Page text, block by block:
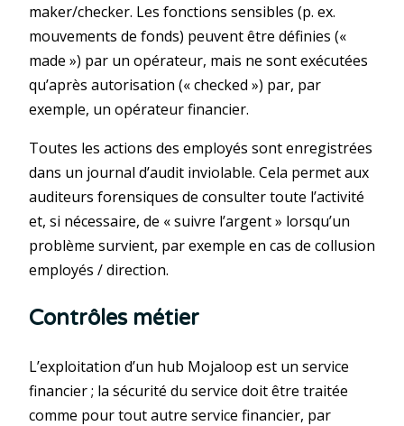
maker/checker. Les fonctions sensibles (p. ex.
mouvements de fonds) peuvent être définies («
made ») par un opérateur, mais ne sont exécutées
qu’après autorisation (« checked ») par, par
exemple, un opérateur financier.
Toutes les actions des employés sont enregistrées
dans un journal d’audit inviolable. Cela permet aux
auditeurs forensiques de consulter toute l’activité
et, si nécessaire, de « suivre l’argent » lorsqu’un
problème survient, par exemple en cas de collusion
employés / direction.
Contrôles métier
L’exploitation d’un hub Mojaloop est un service
financier ; la sécurité du service doit être traitée
comme pour tout autre service financier, par